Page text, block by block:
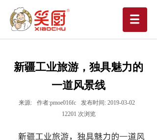
新疆工业旅游，独具魅力的
一道风景线
来源: 作者:pmoe016fc 发布时间: 2019-03-02
12201 次浏览